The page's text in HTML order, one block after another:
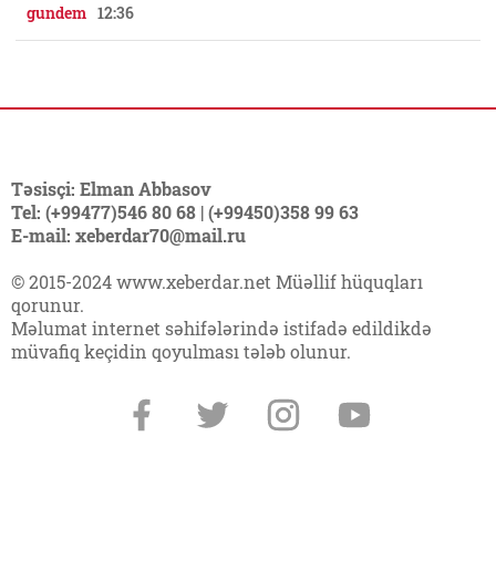
gundem 12:36
Təsisçi: Elman Abbasov
Tel: (+99477)546 80 68 | (+99450)358 99 63
E-mail: xeberdar70@mail.ru
© 2015-2024 www.xeberdar.net Müəllif hüquqları
qorunur.
Məlumat internet səhifələrində istifadə edildikdə
müvafiq keçidin qoyulması tələb olunur.